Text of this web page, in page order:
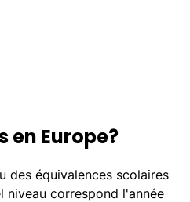
en Europe?
des équivalences scolaires
niveau correspond l'année